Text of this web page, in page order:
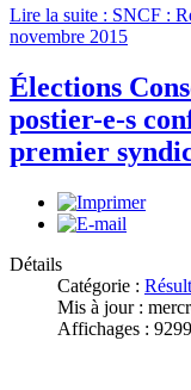
Lire la suite : SNCF :
novembre 2015
Élections
postier-e-s
premier
Détails
Catégorie :
Mis à jour :
Affichages : 9299